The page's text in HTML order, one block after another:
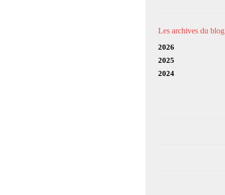
Les archives du blog
2026
2025
2024